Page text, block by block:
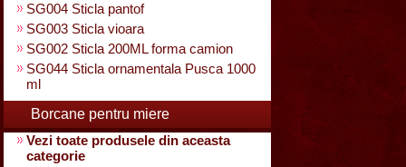
SG004 Sticla pantof
SG003 Sticla vioara
SG002 Sticla 200ML forma camion
SG044 Sticla ornamentala Pusca 1000
ml
Borcane pentru miere
Vezi toate produsele din aceasta
categorie